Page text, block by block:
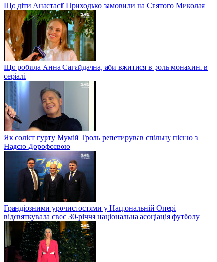
Що діти Анастасії Приходько замовили на Святого Миколая
Що робила Анна Сагайдачна, аби вжитися в роль монахині в
серіалі
Як соліст гурту Мумій Троль репетирував спільну пісню з
Надєю Дорофєєвою
Грандіозними урочистостями у Національній Опері
відсвяткувала своє 30-річчя національна асоціація футболу